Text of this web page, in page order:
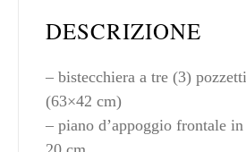
DESCRIZIONE
– bistecchiera a tre (3)
(63×42 cm)
– piano d’appoggio frontale